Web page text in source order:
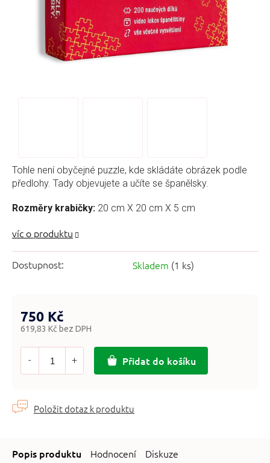
Dostupnost: Skladem (1 ks)
Tohle není obyčejné puzzle, kde skládáte obrázek podle
předlohy. Tady objevujete a učíte se španělsky.
Rozměry krabičky: 20 cm X 20 cm X 5 cm
750 Kč
619,83 Kč bez DPH
Měrná
Přidat do košíku
Hodnocení Diskuze